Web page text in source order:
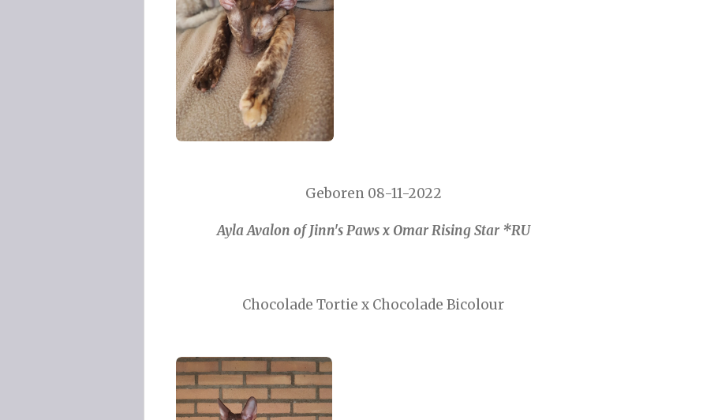
Geboren 08-11-2022
Ayla Avalon of Jinn's Paws x Omar Rising Star *RU
Chocolade Tortie x Chocolade Bicolour